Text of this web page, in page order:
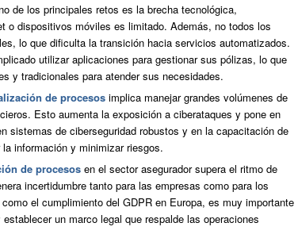
de los principales retos es la brecha tecnológica,
o dispositivos móviles es limitado. Además, no todos los
lo que dificulta la transición hacia servicios automatizados.
utilizar aplicaciones para gestionar sus pólizas, lo que
y tradicionales para atender sus necesidades.
de procesos implica manejar grandes volúmenes de
Esto aumenta la exposición a ciberataques y pone en
sistemas de ciberseguridad robustos y en la capacitación de
información y minimizar riesgos.
de procesos en el sector asegurador supera el ritmo de
incertidumbre tanto para las empresas como para los
el cumplimiento del GDPR en Europa, es muy importante
un marco legal que respalde las operaciones